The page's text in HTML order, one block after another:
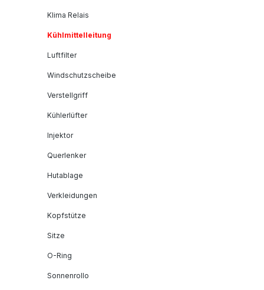
Klima Relais
Kühlmittelleitung
Luftfilter
Windschutzscheibe
Verstellgriff
Kühlerlüfter
Injektor
Querlenker
Hutablage
Verkleidungen
Kopfstütze
Sitze
O-Ring
Sonnenrollo